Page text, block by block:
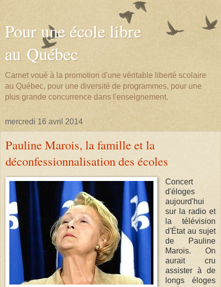
Pour une école libre
au Québec
Carnet voué à la promotion d'une véritable liberté scolaire
au Québec, pour une diversité de programmes, pour une
plus grande concurrence dans l'enseignement.
mercredi 16 avril 2014
Pauline Marois, la famille et la
déconfessionnalisation des écoles
Concert
d'éloges
aujourd'hui
sur la radio et
la télévision
d'État au sujet
de Pauline
Marois. On
aurait cru
assister à de
longs éloges